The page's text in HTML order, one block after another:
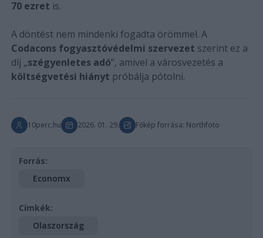
70 ezret is.
A döntést nem mindenki fogadta örömmel. A
Codacons fogyasztóvédelmi szervezet szerint ez a
díj „szégyenletes adó”, amivel a városvezetés a
költségvetési hiányt próbálja pótolni.
10perc.hu 2026. 01. 29. Főkép forrása: Northfoto
Forrás:
Economx
Címkék:
Olaszország